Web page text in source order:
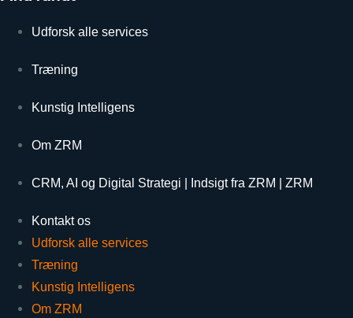
Udforsk alle services
Træning
Kunstig Intelligens
Om ZRM
CRM, AI og Digital Strategi | Indsigt fra ZRM | ZRM
Kontakt os
Udforsk alle services
Træning
Kunstig Intelligens
Om ZRM